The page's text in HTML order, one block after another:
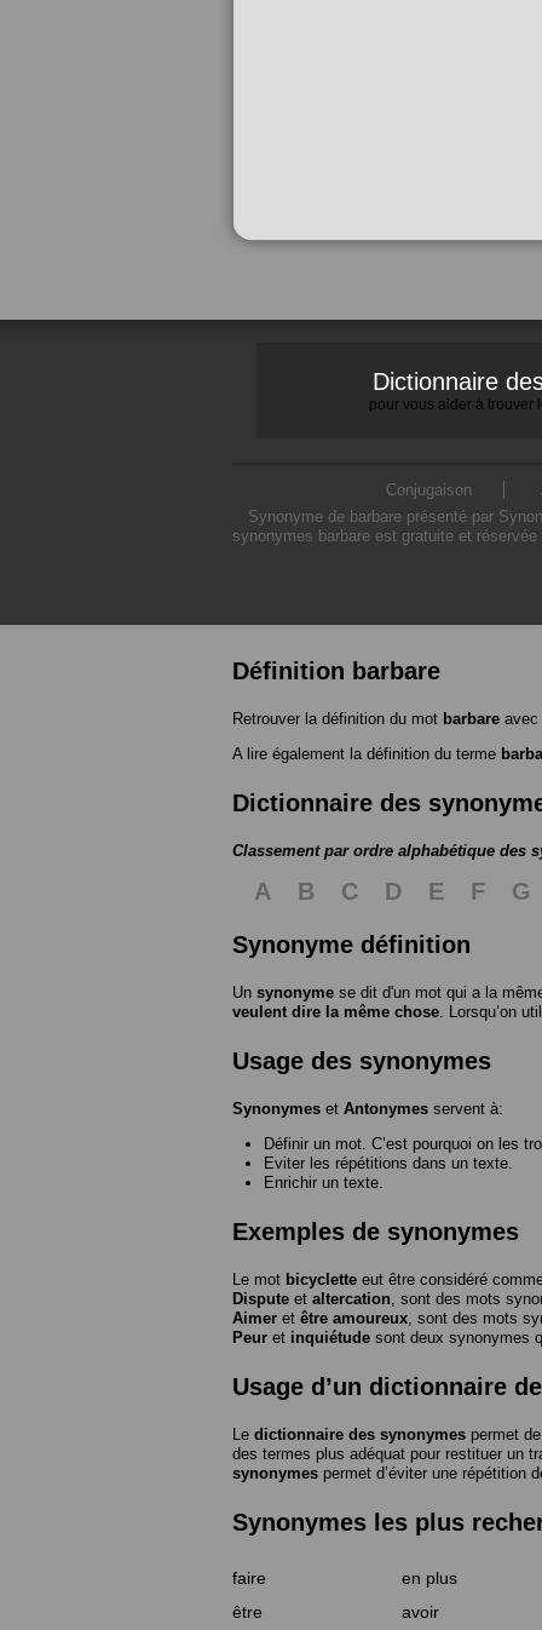
Dictionnaire
pour vous aider à trouver
Conjugaison
Synonyme de barbare présenté par
synonymes barbare est gratuite et
Définition barbare
Retrouver la définition du mot barbare avec
A lire également la définition du terme
Dictionnaire des
Classement par ordre alphabétique des
A B C D E F G
Synonyme définition
Un synonyme se dit d'un mot qui a la
veulent dire la même chose. Lorsqu’on
Usage des synonymes
Synonymes et Antonymes servent à:
Définir un mot. C’est pourquoi on les
Eviter les répétitions dans un texte.
Enrichir un texte.
Exemples de synonymes
Le mot bicyclette eut être considéré
Dispute et altercation, sont des mots
Aimer et être amoureux, sont des mots
Peur et inquiétude sont deux synonymes
Usage d’un dictionnaire
Le dictionnaire des synonymes permet
des termes plus adéquat pour restituer un
synonymes permet d’éviter une répétition
Synonymes les plus
faire en plus
être
avoir